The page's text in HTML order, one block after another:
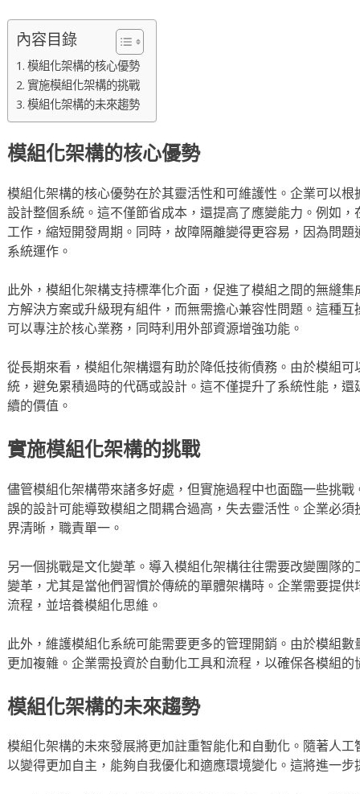
內容目錄
模組化架構的核心優勢
實施模組化架構的挑戰
模組化架構的未來趨勢
模組化架構的核心優勢
模組化架構的核心優勢在於其靈活性和可維護性。企業可以
設計整個系統。這不僅節省成本，還提高了應變能力。例如
工作，縮短開發周期。同時，故障隔離變得更容易，因為問
系統運作。
此外，模組化架構支持標準化介面，促進了模組之間的無縫
方解決方案或升級現有組件，而無需擔心兼容性問題。這種
可以專注於核心業務，同時利用外部資源增強功能。
從長期來看，模組化架構還有助於降低技術債務。由於模組
統，避免累積過時的代碼或設計。這不僅提升了系統性能，
續的價值。
實施模組化架構的挑戰
儘管模組化架構帶來諸多好處，但實施過程中也面臨一些挑
誤的設計可能導致模組之間耦合過高，失去靈活性。企業必
界清晰，職責單一。
另一個挑戰是文化變革。導入模組化架構往往需要改變團隊
變革，尤其是當他們習慣於傳統的單體架構時。企業需要提
流程，並培養模組化思維。
此外，維護模組化系統可能需要更多的管理開銷。由於模組
更加複雜。企業需投資於自動化工具和流程，以確保各模組
模組化架構的未來趨勢
模組化架構的未來發展將更加註重智能化和自動化。隨著人
以變得更加自主，能夠自我優化和適應環境變化。這將進一